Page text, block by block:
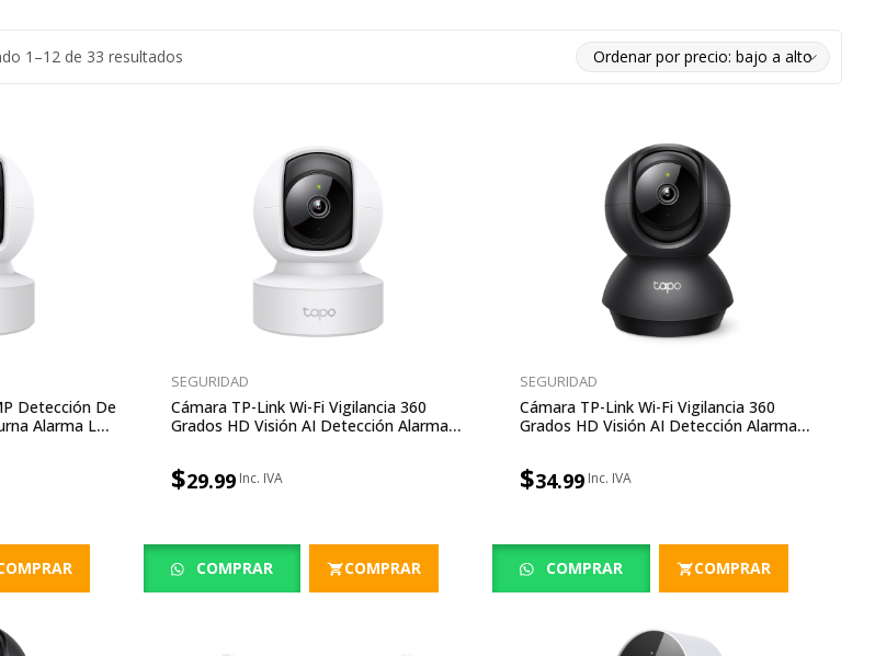
1–12 de 33 resultadosOrdenado
Detección De
Alarma Luz
SEGURIDAD
Cámara TP-Link Wi-Fi Vigilancia 360
Grados HD Visión AI Detección Alarma
$29.99
COMPRAR COMPRAR
SEGURIDAD
Cámara TP-Link Wi-Fi Vigilancia 360
Grados HD Visión AI Detección Alarma
$34.99
COMPRAR COMPRAR